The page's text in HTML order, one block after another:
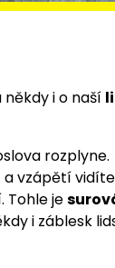
i o naší
rozplyne.
vzápětí
Tohle je
i záblesk